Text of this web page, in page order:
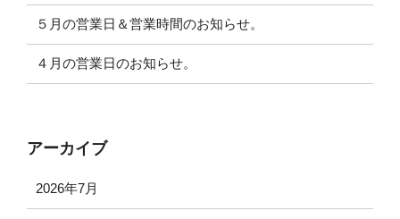
５月の営業日＆営業時間のお知らせ。
４月の営業日のお知らせ。
アーカイブ
2026年7月